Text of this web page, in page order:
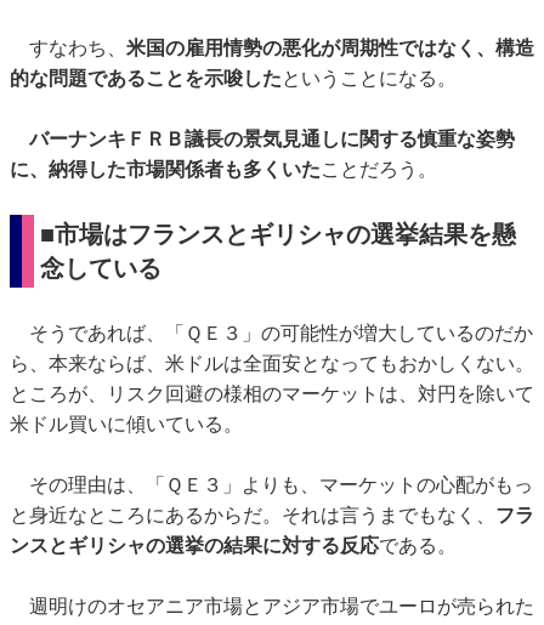
すなわち、 米国の雇用情勢の悪化が周期性ではなく、構造
的な問題であることを示唆したということになる。
バーナンキＦＲＢ議長の景気見通しに関する慎重な姿勢
に、納得した市場関係者も多くいたことだろう。
■市場はフランスとギリシャの選挙結果を懸
念している
そうであれば、「ＱＥ３」の可能性が増大しているのだか
ら、本来ならば、米ドルは全面安となってもおかしくない。
ところが、リスク回避の様相のマーケットは、対円を除いて
米ドル買いに傾いている。
その理由は、「ＱＥ３」よりも、マーケットの心配がもっ
と身近なところにあるからだ。それは言うまでもなく、 フラ
ンスとギリシャの選挙の結果に対する反応である。
週明けのオセアニア市場とアジア市場でユーロが売られた